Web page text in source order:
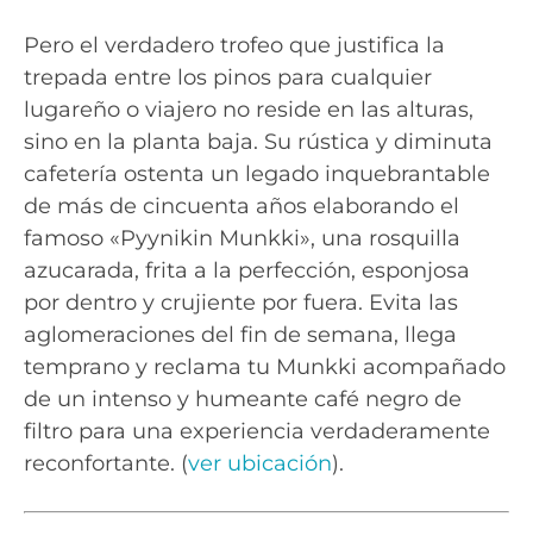
Pero el verdadero trofeo que justifica la
trepada entre los pinos para cualquier
lugareño o viajero no reside en las alturas,
sino en la planta baja. Su rústica y diminuta
cafetería ostenta un legado inquebrantable
de más de cincuenta años elaborando el
famoso «Pyynikin Munkki», una rosquilla
azucarada, frita a la perfección, esponjosa
por dentro y crujiente por fuera. Evita las
aglomeraciones del fin de semana, llega
temprano y reclama tu Munkki acompañado
de un intenso y humeante café negro de
filtro para una experiencia verdaderamente
reconfortante. (ver ubicación).